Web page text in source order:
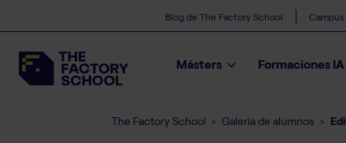
Másters Formaciones IA
Blog de The Factory School
The Factory School > Galeria de alumnos >